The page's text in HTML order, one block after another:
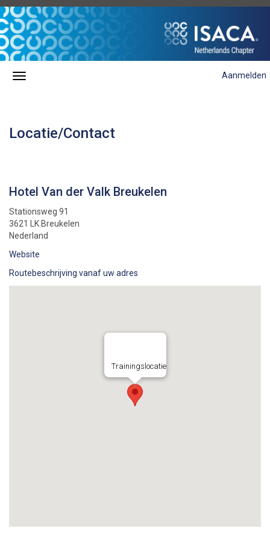
Aanmelden
Locatie/Contact
Hotel Van der Valk Breukelen
Stationsweg 91
3621 LK Breukelen
Nederland
Website
Routebeschrijving vanaf uw adres
Trainingslocatie